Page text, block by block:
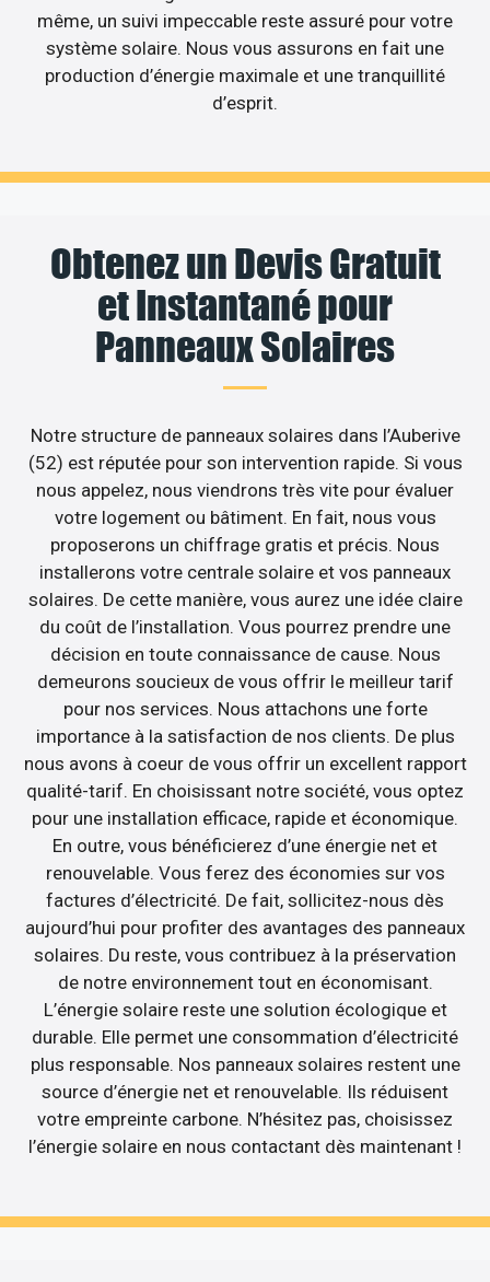
même, un suivi impeccable reste assuré pour votre
système solaire. Nous vous assurons en fait une
production d’énergie maximale et une tranquillité
d’esprit.
Obtenez un Devis Gratuit
et Instantané pour
Panneaux Solaires
Notre structure de panneaux solaires dans l’Auberive
(52) est réputée pour son intervention rapide. Si vous
nous appelez, nous viendrons très vite pour évaluer
votre logement ou bâtiment. En fait, nous vous
proposerons un chiffrage gratis et précis. Nous
installerons votre centrale solaire et vos panneaux
solaires. De cette manière, vous aurez une idée claire
du coût de l’installation. Vous pourrez prendre une
décision en toute connaissance de cause. Nous
demeurons soucieux de vous offrir le meilleur tarif
pour nos services. Nous attachons une forte
importance à la satisfaction de nos clients. De plus
nous avons à coeur de vous offrir un excellent rapport
qualité-tarif. En choisissant notre société, vous optez
pour une installation efficace, rapide et économique.
En outre, vous bénéficierez d’une énergie net et
renouvelable. Vous ferez des économies sur vos
factures d’électricité. De fait, sollicitez-nous dès
aujourd’hui pour profiter des avantages des panneaux
solaires. Du reste, vous contribuez à la préservation
de notre environnement tout en économisant.
L’énergie solaire reste une solution écologique et
durable. Elle permet une consommation d’électricité
plus responsable. Nos panneaux solaires restent une
source d’énergie net et renouvelable. Ils réduisent
votre empreinte carbone. N’hésitez pas, choisissez
l’énergie solaire en nous contactant dès maintenant !